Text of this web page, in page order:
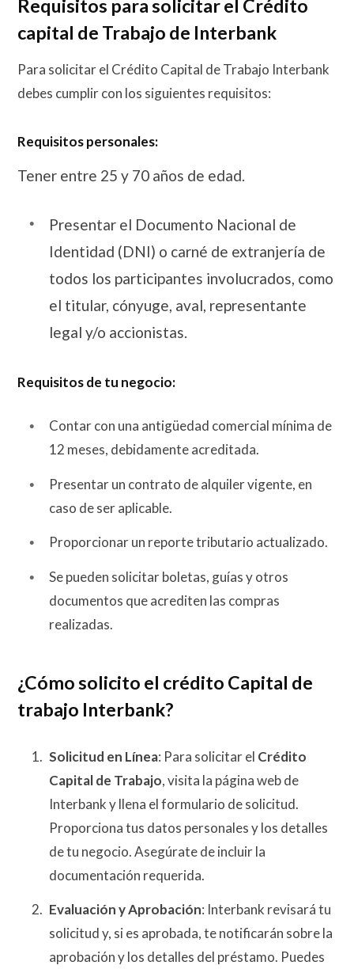
Requisitos para solicitar el Crédito
capital de Trabajo de Interbank
Para solicitar el Crédito Capital de Trabajo Interbank
debes cumplir con los siguientes requisitos:
Requisitos personales:
Tener entre 25 y 70 años de edad.
Presentar el Documento Nacional de
Identidad (DNI) o carné de extranjería de
todos los participantes involucrados, como
el titular, cónyuge, aval, representante
legal y/o accionistas.
Requisitos de tu negocio:
Contar con una antigüedad comercial mínima de
12 meses, debidamente acreditada.
Presentar un contrato de alquiler vigente, en
caso de ser aplicable.
Proporcionar un reporte tributario actualizado.
Se pueden solicitar boletas, guías y otros
documentos que acrediten las compras
realizadas.
¿Cómo solicito el crédito Capital de
trabajo Interbank?
Solicitud en Línea: Para solicitar el Crédito
Capital de Trabajo, visita la página web de
Interbank y llena el formulario de solicitud.
Proporciona tus datos personales y los detalles
de tu negocio. Asegúrate de incluir la
documentación requerida.
Evaluación y Aprobación: Interbank revisará tu
solicitud y, si es aprobada, te notificarán sobre la
aprobación y los detalles del préstamo. Puedes